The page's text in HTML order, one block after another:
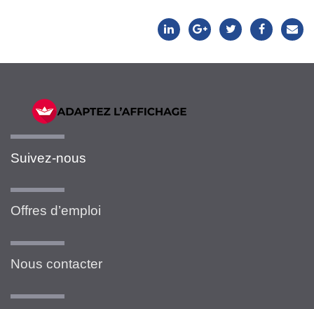
Suivez-nous
Offres d’emploi
Nous contacter